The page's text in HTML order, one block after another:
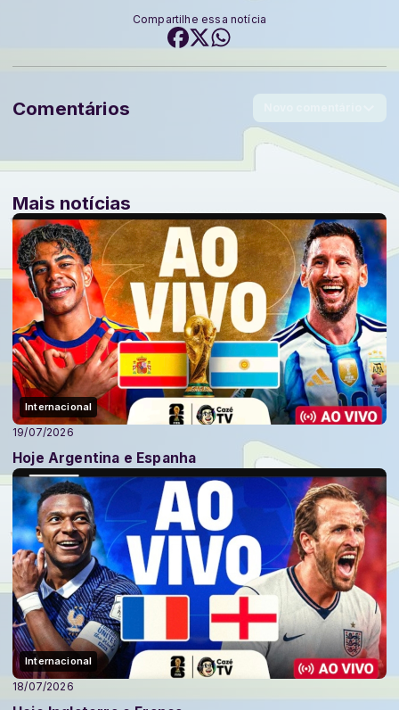
Compartilhe essa notícia
Comentários
Mais notícias
Internacional
19/07/2026
Hoje Argentina e Espanha
Internacional
18/07/2026